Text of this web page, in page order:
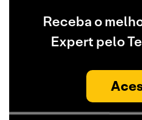
Receba o
Expert pelo